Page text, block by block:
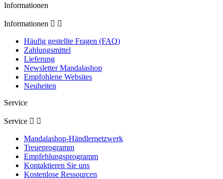
Informationen
Informationen  
Häufig gestellte Fragen (FAQ)
Zahlungsmittel
Lieferung
Newsletter Mandalashop
Empfohlene Websites
Neuheiten
Service
Service  
Mandalashop-Händlernetzwerk
Treueprogramm
Empfehlungsprogramm
Kontaktieren Sie uns
Kostenlose Ressourcen